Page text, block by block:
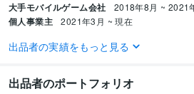
大手モバイルゲーム会社 2018年8月 ~ 2021
個人事業主 2021年3月 ~ 現在
受賞歴
ビジネス・クリエイティブツール
出品者の実績をもっと見る
出品者のポートフォリオ